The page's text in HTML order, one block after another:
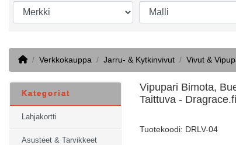
HomeVerkkokauppa Jarru- & Kytkinvivut Vivut &
Vipupari Bimota,
Taittuva - Dragrace.fi
Tuotekoodi: DRLV-04
Kategoriat
Lahjakortti
Asusteet & Tarvikkeet